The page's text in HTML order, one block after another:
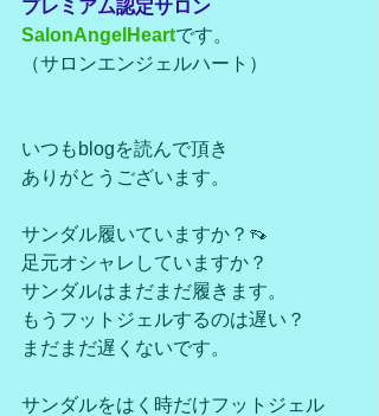
プレミアム認定サロン
SalonAngelHeartです。
（サロンエンジェルハート）
いつもblogを読んで頂き
ありがとうございます。
サンダル履いていますか？👡
足元オシャレしていますか？
サンダルはまだまだ履きます。
もうフットジェルするのは遅い？
まだまだ遅くないです。
サンダルをはく時だけフットジェル